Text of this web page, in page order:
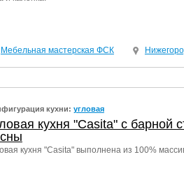
Мебельная мастерская ФСК
кухни: угловая
кухня "Casita" с барной
кухня "Casita" выполнена из 100%